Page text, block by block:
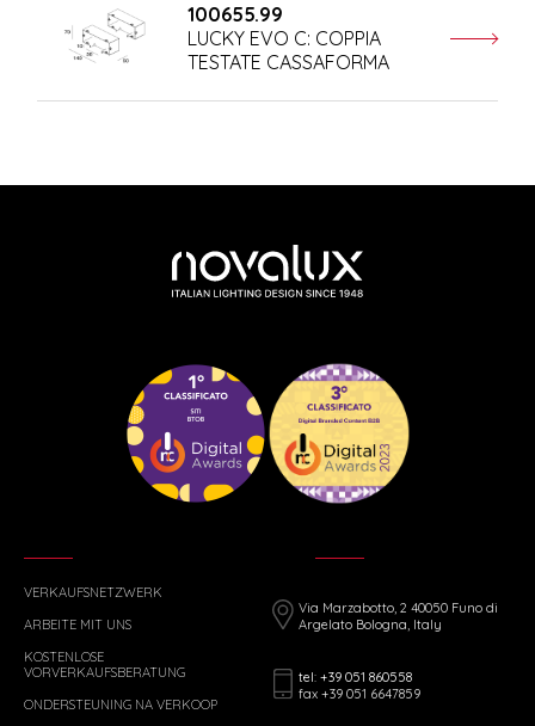
100655.99
LUCKY EVO C: COPPIA
TESTATE CASSAFORMA
VERKAUFSNETZWERK
ARBEITE MIT UNS
KOSTENLOSE
VORVERKAUFSBERATUNG
ONDERSTEUNING NA VERKOOP
Via Marzabotto, 2 40050 Funo di
Argelato Bologna, Italy
tel: +39 051 860558
fax +39 051 6647859